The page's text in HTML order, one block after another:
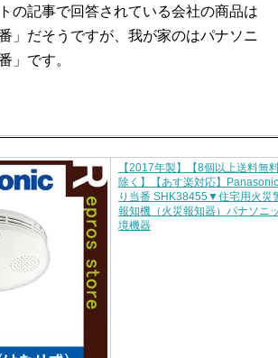
の記事で回答されている会社の商品は
」だそうですが、我が家のはパナソニ
」です。
【2017年製】【8個以上送料無
除く】【あす楽対応】
り当番 SHK38455▼住宅用火災
報知機（火災報知器）パナソニ
境機器